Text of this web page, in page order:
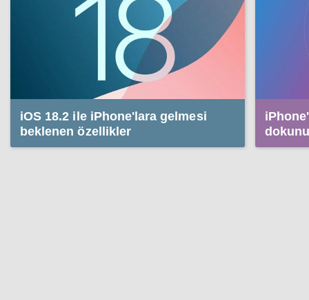
iOS 18.2 ile iPhone'lara gelmesi
beklenen özellikler